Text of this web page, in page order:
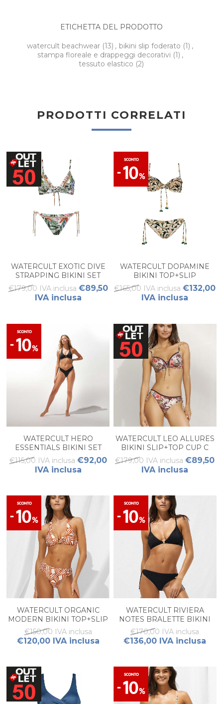
ETICHETTA DEL PRODOTTO
watercult beachwear (13) , bikini slip foderato (1) ,
stampa floreale e drappeggi decorativi (1) ,
tessuto elastico (2)
PRODOTTI CORRELATI
WATERCULT EXOTIC DIVE
STRAPPING BIKINI SET
WOMAN
€179,00 IVA inclusa €89,50
IVA inclusa
WATERCULT DOPAMINE
BIKINI TOP+SLIP
€165,00 IVA inclusa €132,00
IVA inclusa
WATERCULT HERO
ESSENTIALS BIKINI SET
€115,00 IVA inclusa €92,00
IVA inclusa
WATERCULT LEO ALLURES
BIKINI SLIP+TOP CUP C
€179,00 IVA inclusa €89,50
IVA inclusa
WATERCULT ORGANIC
MODERN BIKINI TOP+SLIP
€150,00 IVA inclusa
€120,00 IVA inclusa
WATERCULT RIVIERA
NOTES BRALETTE BIKINI
SET
€170,00 IVA inclusa
€136,00 IVA inclusa